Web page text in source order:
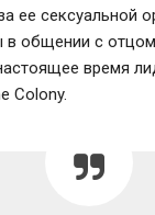
ее сексуальной
общении с
время
Colony.